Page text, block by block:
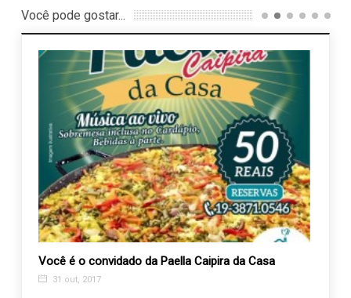
Você pode gostar...
Você é o convidado da Paella Caipira da Casa
31 out, 2017